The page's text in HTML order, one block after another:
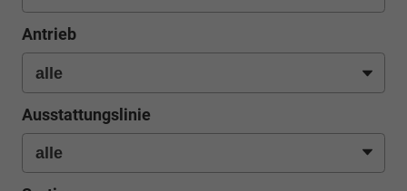
Antrieb
Ausstattungslinie